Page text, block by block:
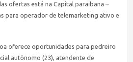
ofertas está na Capital paraibana –
para operador de telemarketing ativo e
oferece oportunidades para pedreiro
autônomo (23), atendente de